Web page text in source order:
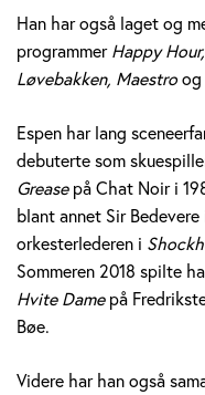
o
l
m
Han har også laget og
programmerHappy
Løvebakken, Maestroog
Espen har lang
debuterte som
Greasepå Chat Noir i
blant annet Sir Bedevere
orkesterlederen i
Sommeren 2018 spilte
Hvite Damepå
Bøe.
Videre har han også